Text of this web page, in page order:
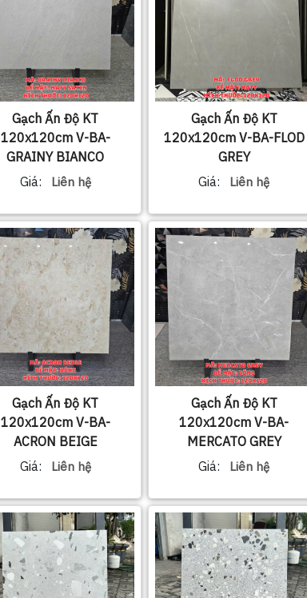
Gạch Ấn Độ KT
120x120cm V-BA-
GRAINY BIANCO
Giá:
Liên hệ
Gạch Ấn Độ KT
120x120cm V-BA-FLOD
GREY
Giá:
Liên hệ
Gạch Ấn Độ KT
120x120cm V-BA-
ACRON BEIGE
Giá:
Liên hệ
Gạch Ấn Độ KT
120x120cm V-BA-
MERCATO GREY
Giá:
Liên hệ